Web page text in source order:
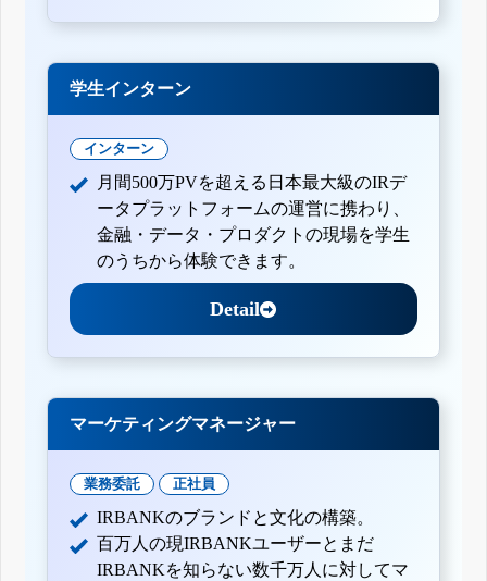
学生インターン
インターン
月間500万PVを超える日本最大級のIRデ
ータプラットフォームの運営に携わり、
金融・データ・プロダクトの現場を学生
のうちから体験できます。
Detail
マーケティングマネージャー
業務委託 正社員
IRBANKのブランドと文化の構築。
百万人の現IRBANKユーザーとまだ
IRBANKを知らない数千万人に対してマ